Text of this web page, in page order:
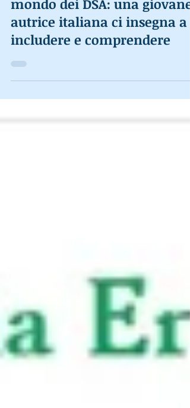
Sofia Erzel e il suo viaggio nel
mondo dei DSA: una giovane
autrice italiana ci insegna a
includere e comprendere